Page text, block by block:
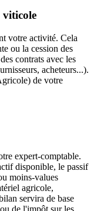
viticole
votre activité. Cela
ou la cession des
contrats avec les
acheteurs...).
de votre
expert-comptable.
disponible, le passif
moins-values
agricole,
servira de base